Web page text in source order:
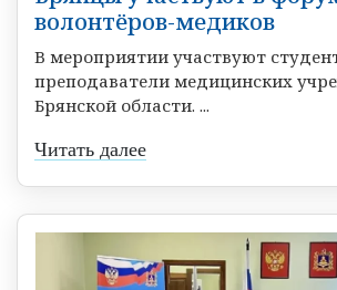
волонтёров-медиков
В мероприятии участвуют
преподаватели медицинских
Брянской области. ...
Читать далее